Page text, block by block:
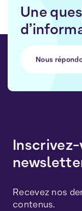
Une
Nous
Recevez nos
contenus.